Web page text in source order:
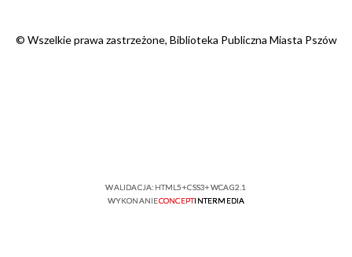
© Wszelkie prawa zastrzeżone, Biblioteka Publiczna Miasta Pszów
WALIDACJA: HTML5+CSS3+WCAG 2.1
WYKONANIECONCEPTINTERMEDIA